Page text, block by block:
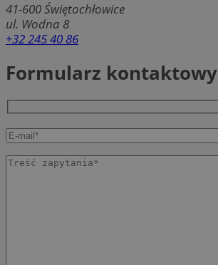
41-600Świętochłowice
ul. Wodna 8
+32 245 40 86
Formularz kontaktowy